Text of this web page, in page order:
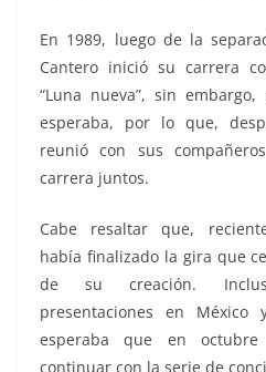
En 1989, luego de la
Cantero inició su carrera
“Luna nueva”, sin
esperaba, por lo que,
reunió con sus
carrera juntos.
Cabe resaltar que,
había finalizado la gira que
de su creación.
presentaciones en
esperaba que en
continuar con la serie de